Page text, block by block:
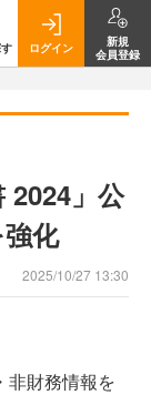
ログイン
新規
会員登録
2024」公
化
2025/10/27 13:30
財務情報を